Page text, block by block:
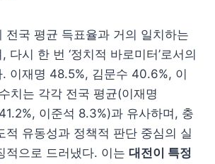
전국 평균 득표율과 거의 일치하는
다시 한 번 ‘정치적 바로미터’로서의
. 이재명 48.5%, 김문수 40.6%, 이
치는 각각 전국 평균(이재명
이준석 8.3%)과 유사하며, 충
적 유동성과 정책적 판단 중심의 실
적으로 드러냈다. 이는 대전이 특정